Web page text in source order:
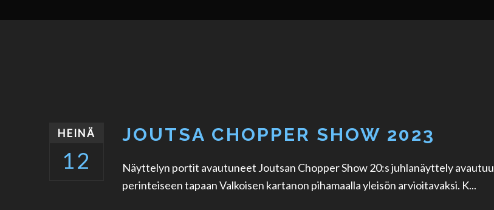
JOUTSA CHOPPER SHOW 2023
HEINÄ
12
Näyttelyn portit avautuneet Joutsan Chopper Show 20:s juhlanäyttely avautuu
perinteiseen tapaan Valkoisen kartanon pihamaalla yleisön arvioitavaksi. K...